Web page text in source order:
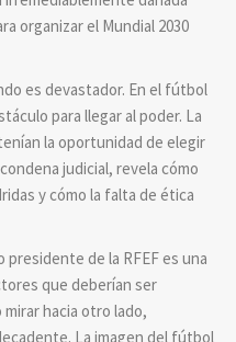
organizar el Mundial 2030
es devastador. En el fútbol
para llegar al poder. La
la oportunidad de elegir
judicial, revela cómo
y cómo la falta de ética
presidente de la RFEF es una
que deberían ser
hacia otro lado,
La imagen del fútbol